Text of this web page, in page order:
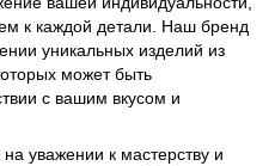
к каждой детали. Наш бренд
уникальных изделий из
может быть
с вашим вкусом и
уважении к мастерству и